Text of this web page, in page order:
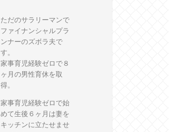
ただのサラリーマンで
ファイナンシャルプラ
ンナーのズボラ夫で
す。
家事育児経験ゼロで８
ヶ月の男性育休を取
得。
家事育児経験ゼロで始
めて生後６ヶ月は妻を
キッチンに立たせませ